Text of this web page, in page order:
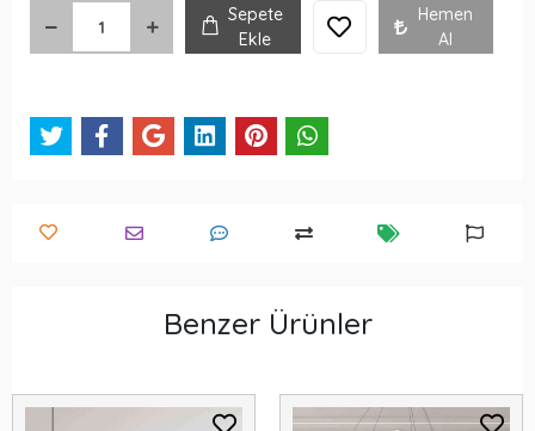
Sepete
Ekle
Hemen
Al
Benzer Ürünler